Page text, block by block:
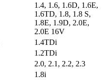
1.4, 1.6, 1.6D, 1.6E,
1.6TD, 1.8, 1.8 S,
1.8E, 1.9D, 2.0E,
2.0E 16V
1.4TDi
1.2TDi
2.0, 2.1, 2.2, 2.3
1.8i